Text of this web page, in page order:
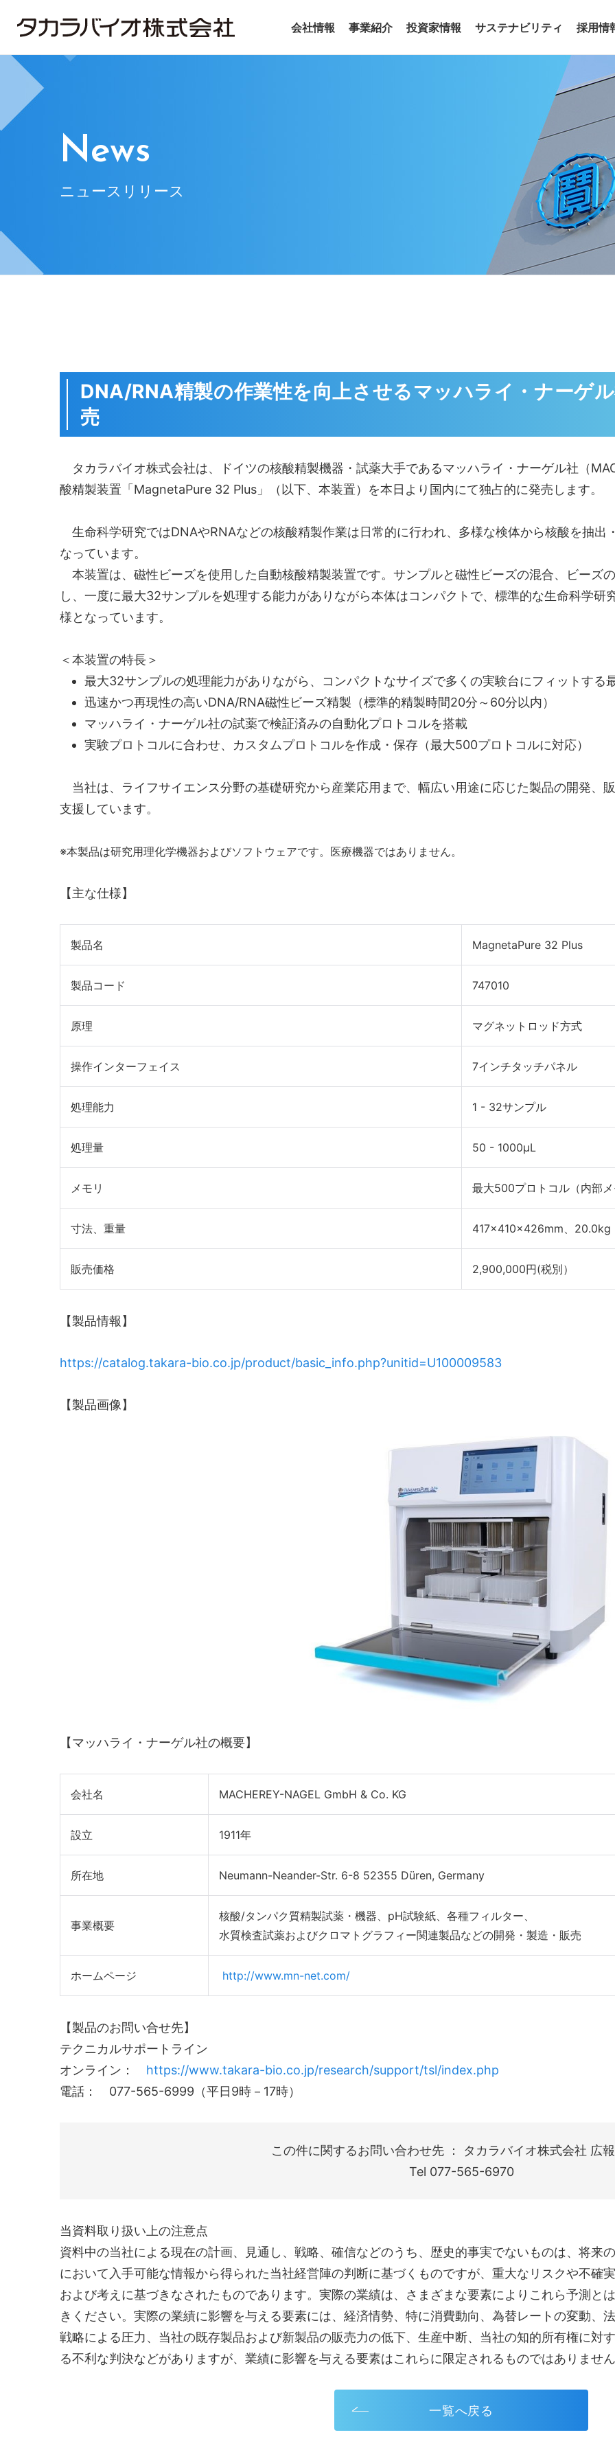
News
ニュースリリース
DNA/RNA精製の作業性を向上させるマッハライ・ナーゲ
売
タカラバイオ株式会社は、ドイツの核酸精製機器・試薬大手であるマッハライ・ナーゲル社（
酸精製装置「MagnetaPure 32 Plus」（以下、本装置）を本日より国内にて独占的に発売します。
生命科学研究ではDNAやRNAなどの核酸精製作業は日常的に行われ、多様な検体から核酸を抽出
なっています。
本装置は、磁性ビーズを使用した自動核酸精製装置です。サンプルと磁性ビーズの混合、ビーズ
し、一度に最大32サンプルを処理する能力がありながら本体はコンパクトで、標準的な生命科学研
様となっています。
＜本装置の特長＞
最大32サンプルの処理能力がありながら、コンパクトなサイズで多くの実験台にフィットする
迅速かつ再現性の高いDNA/RNA磁性ビーズ精製（標準的精製時間20分～60分以内）
マッハライ・ナーゲル社の試薬で検証済みの自動化プロトコルを搭載
実験プロトコルに合わせ、カスタムプロトコルを作成・保存（最大500プロトコルに対応）
当社は、ライフサイエンス分野の基礎研究から産業応用まで、幅広い用途に応じた製品の開発、
支援しています。
※本製品は研究用理化学機器およびソフトウェアです。医療機器ではありません。
【主な仕様】
製品名 MagnetaPure 32 Plus
製品コード 747010
原理 マグネットロッド方式
操作インターフェイス 7インチタッチパネル
処理能力 1 - 32サンプル
処理量 50 - 1000μL
メモリ 最大500プロトコル（内部
寸法、重量 417×410×426mm、20.0kg
販売価格 2,900,000円(税別）
【製品情報】
https://catalog.takara-bio.co.jp/product/basic_info.php?unitid=U100009583
【製品画像】
【マッハライ・ナーゲル社の概要】
会社名 MACHEREY-NAGEL GmbH & Co. KG
設立 1911年
所在地 Neumann-Neander-Str. 6-8 52355 Düren, Germany
事業概要
核酸/タンパク質精製試薬・機器、pH試験紙、各種フィルター、
水質検査試薬およびクロマトグラフィー関連製品などの開発・製造・販売
ホームページ http://www.mn-net.com/
【製品のお問い合せ先】
テクニカルサポートライン
オンライン： https://www.takara-bio.co.jp/research/support/tsl/index.php
電話： 077-565-6999（平日9時－17時）
この件に関するお問い合わせ先 ： タカラバイオ株式会社 広
Tel 077-565-6970
当資料取り扱い上の注意点
資料中の当社による現在の計画、見通し、戦略、確信などのうち、歴史的事実でないものは、将来
において入手可能な情報から得られた当社経営陣の判断に基づくものですが、重大なリスクや不確
および考えに基づきなされたものであります。実際の業績は、さまざまな要素によりこれら予測と
きください。実際の業績に影響を与える要素には、経済情勢、特に消費動向、為替レートの変動、
戦略による圧力、当社の既存製品および新製品の販売力の低下、生産中断、当社の知的所有権に対
る不利な判決などがありますが、業績に影響を与える要素はこれらに限定されるものではありませ
一覧へ戻る
ごあいさつ グループ会社
会社情報
試薬・機器
事業紹介
IRライブラリ
投資家情報
ニュース＆トピックス
サステナビリティ 採用情